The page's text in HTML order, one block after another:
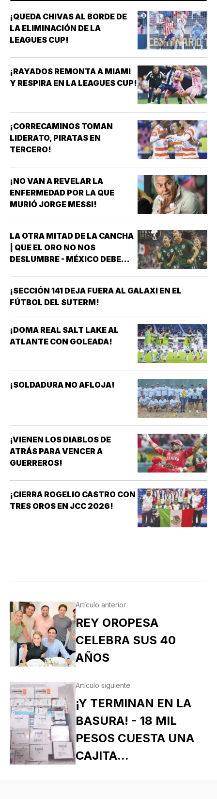
¡QUEDA CHIVAS AL BORDE DE
LA ELIMINACIÓN DE LA
LEAGUES CUP!
¡RAYADOS REMONTA A MIAMI
Y RESPIRA EN LA LEAGUES CUP!
¡CORRECAMINOS TOMAN
LIDERATO, PIRATAS EN
TERCERO!
¡NO VAN A REVELAR LA
ENFERMEDAD POR LA QUE
MURIÓ JORGE MESSI!
LA OTRA MITAD DE LA CANCHA
| QUE EL ORO NO NOS
DESLUMBRE - MÉXICO DEBE
BRASIL 2027 *MÉXICO GANÓ
EL ORO EN LOS JUEGOS
CENTROAMERICANOS Y DEL
CARIBE *HAY QUE CELEBRARLO
*HAY QUE RECONOCER A LAS
¡SECCIÓN 141 DEJA FUERA AL GALAXI EN EL
FÚTBOL DEL SUTERM!
¡DOMA REAL SALT LAKE AL
ATLANTE CON GOLEADA!
¡SOLDADURA NO AFLOJA!
¡VIENEN LOS DIABLOS DE
ATRÁS PARA VENCER A
GUERREROS!
¡CIERRA ROGELIO CASTRO CON
TRES OROS EN JCC 2026!
Artículo anterior
REY OROPESA
CELEBRA SUS 40
AÑOS
Artículo siguiente
¡Y TERMINAN EN LA
BASURA! - 18 MIL
PESOS CUESTA UNA
CAJITA...